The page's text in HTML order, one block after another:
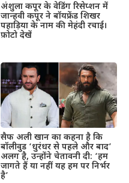
अंशुला कपूर के वेडिंग रिसेप्शन में
जान्हवी कपूर ने बॉयफ्रेंड शिखर
पहाड़िया के नाम की मेहंदी रचाई।
फ़ोटो देखें
सैफ अली खान का कहना है कि
बॉलीवुड ‘धुरंधर से पहले और बाद’
अलग है, उन्होंने चेतावनी दी: ‘हम
जागते हैं या नहीं यह हम पर निर्भर
है’